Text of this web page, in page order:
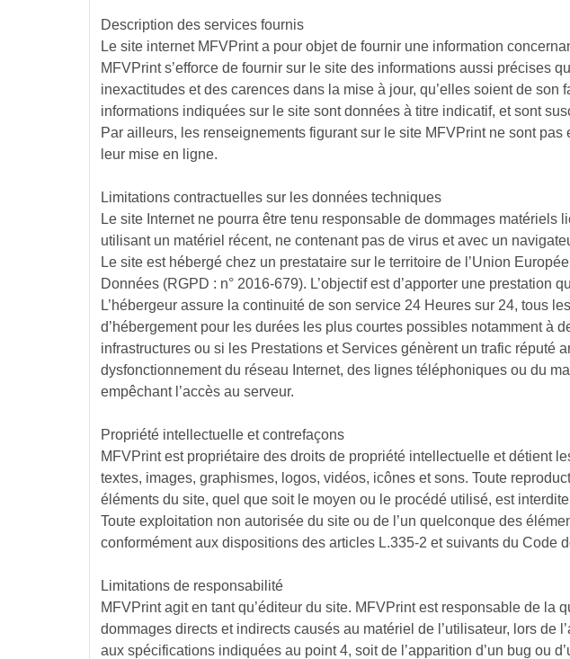
Description des services fournis
Le site internet MFVPrint a pour objet de fournir une information
MFVPrints’efforce de fournir sur le site des informations aussi précises
inexactitudes et des carences dans la mise à jour, qu’elles soient de
informations indiquées sur le site sont données à titre indicatif, et sont
Par ailleurs, les renseignements figurant sur le site MFVPrint ne sont pas
leur mise en ligne.
Limitations contractuelles sur les données techniques
Le site Internet ne pourra être tenu responsable de dommages matériels
utilisant un matériel récent, ne contenant pas de virus et avec un
Le site est hébergé chez un prestataire sur le territoire de l’Union
Données (RGPD : n° 2016-679). L’objectif est d’apporter une prestation
L’hébergeur assure la continuité de son service 24 Heures sur 24, tous
d’hébergement pour les durées les plus courtes possibles notamment à
infrastructures ou si les Prestations et Services génèrent un trafic réputé
dysfonctionnement du réseau Internet, des lignes téléphoniques ou du
empêchant l’accès au serveur.
Propriété intellectuelle et contrefaçons
MFVPrint est propriétaire des droits de propriété intellectuelle et détient
textes, images, graphismes, logos, vidéos, icônes et sons. Toute
éléments du site, quel que soit le moyen ou le procédé utilisé, est
Toute exploitation non autorisée du site ou de l’un quelconque des
conformément aux dispositions des articles L.335-2 et suivants du Code
Limitations de responsabilité
MFVPrint agit en tant qu’éditeur du site. MFVPrint est responsable de
dommages directs et indirects causés au matériel de l’utilisateur, lors de
aux spécifications indiquées au point 4, soit de l’apparition d’un bug ou